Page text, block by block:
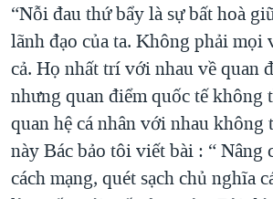
“Nỗi đau thứ bẩy là sự bất hoà
lãnh đạo của ta. Không phải mọi
cả. Họ nhất trí với nhau về quan
nhưng quan điểm quốc tế không
quan hệ cá nhân với nhau không
này Bác bảo tôi viết bài : “ Nâng
cách mạng, quét sạch chủ nghĩa